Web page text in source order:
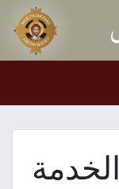
الخدمة